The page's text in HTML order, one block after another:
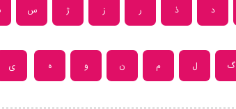
د ذ ر ز ژ س
گ ل م ن و ه ی